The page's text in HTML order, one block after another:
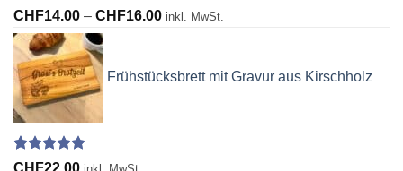
Bewertet
von 5,
basierend
auf
2
Kundenbewertungen
CHF14.00 – CHF16.00Preisspanne:
CHF16.00
inkl. MwSt.
Frühstücksbrett mit Gravur aus Kirschholz
Bewertet
18
CHF22.00